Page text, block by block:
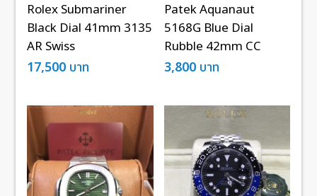
Rolex Submariner
Black Dial 41mm 3135
AR Swiss
17,500 บาท
Patek Aquanaut
5168G Blue Dial
Rubble 42mm CC
3,800 บาท